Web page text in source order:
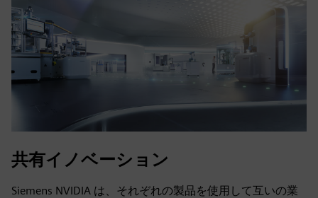
共有イノベーション
Siemens NVIDIA は、それぞれの製品を使用して互いの業